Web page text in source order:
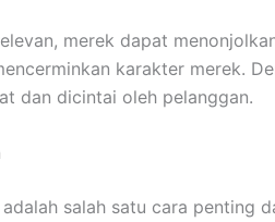
merek dapat
karakter merek.
dan dicintai oleh pelanggan.
salah satu cara penting